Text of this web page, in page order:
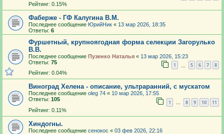
Рейтинг: 0.15%
Фаберже - ГФ Калугина В.М.
Последнее сообщение ЮрийНик « 13 мар 2026, 18:35
Ответы: 6
Фуршетный, крупноягодная форма селекции Загорулько
В.В.
Последнее сообщение Пузенко Наталья « 13 мар 2026, 15:23
Ответы: 75 1 5 6 7 8
Рейтинг: 0.04%
Виноград Хелена - описание, ультраранний, с мускатом
Последнее сообщение oleg 74 « 10 мар 2026, 17:55
Ответы: 105 1 … 8 9 10 11
Рейтинг: 0.11%
Хиндогны.
Последнее сообщение сенокос « 03 фев 2026, 22:16